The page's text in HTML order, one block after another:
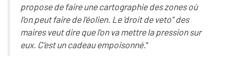
propose de faire une cartographie des zones où
l'on peut faire de l'éolien. Le 'droit de veto" des
maires veut dire que l'on va mettre la pression sur
eux. C'est un cadeau empoisonné."